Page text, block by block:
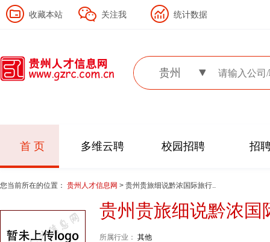
收藏本站 关注我 统计数据
贵州
首 页 多维云聘 校园招聘 招
您当前所在的位置： 贵州人才信息网 > 贵州贵旅细说黔浓国际旅行..
贵州贵旅细说黔浓国
所属行业： 其他